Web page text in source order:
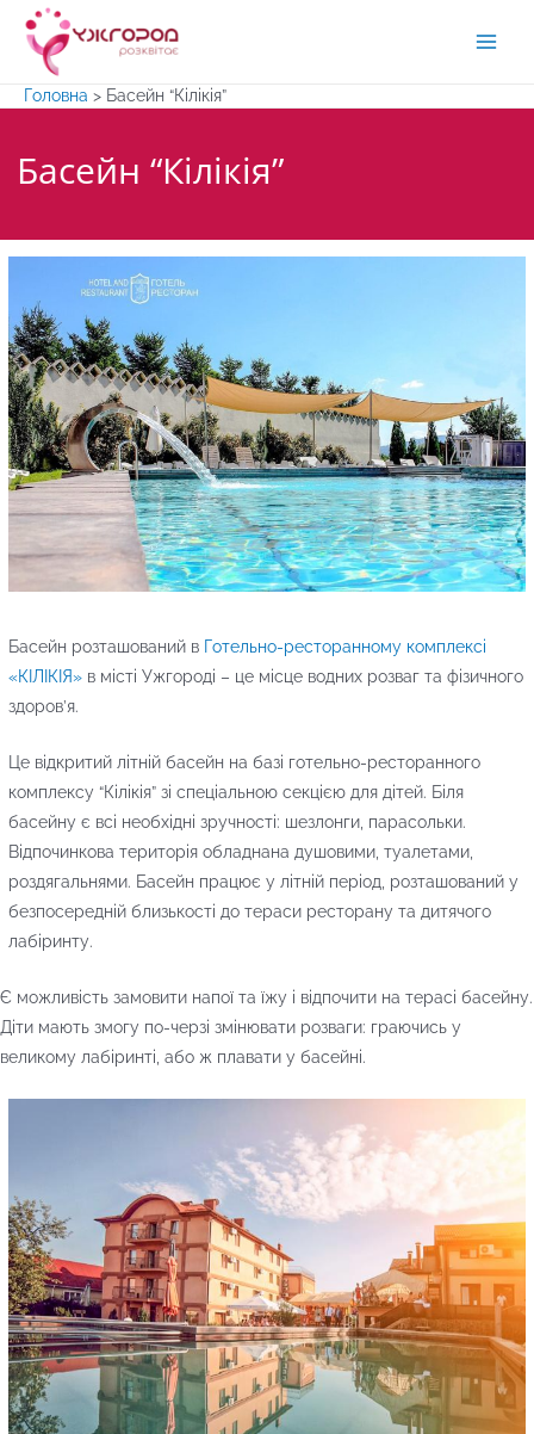
Перейти
вмісту
Головна > Басейн “Кілікія”
Басейн “Кілікія”
Басейн розташований в Готельно-ресторанному комплексі
«КІЛІКІЯ» в місті Ужгороді – це місце водних розваг та фізичного
здоров’я.
Це відкритий літній басейн на базі готельно-ресторанного
комплексу “Кілікія” зі спеціальною секцією для дітей. Біля
басейну є всі необхідні зручності: шезлонги, парасольки.
Відпочинкова територія обладнана душовими, туалетами,
роздягальнями. Басейн працює у літній період, розташований у
безпосередній близькості до тераси ресторану та дитячого
лабіринту.
Є можливість замовити напої та їжу і відпочити на терасі басейну.
Діти мають змогу по-черзі змінювати розваги: граючись у
великому лабіринті, або ж плавати у басейні.